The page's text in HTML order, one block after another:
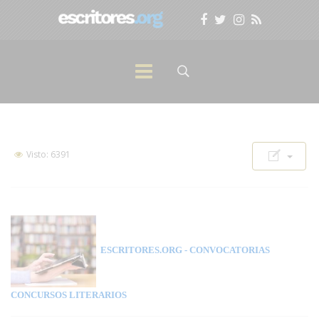
Visto: 6391
ESCRITORES.ORG - CONVOCATORIAS
CONCURSOS LITERARIOS